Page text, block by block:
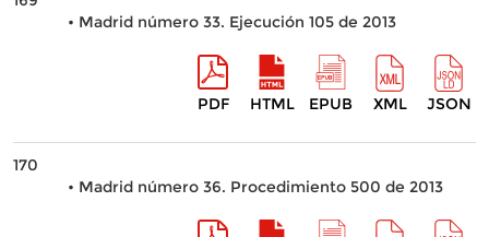
• Madrid número 33. Ejecución 105 de 2013
PDF HTML EPUB XML JSON
170
• Madrid número 36. Procedimiento 500 de 2013